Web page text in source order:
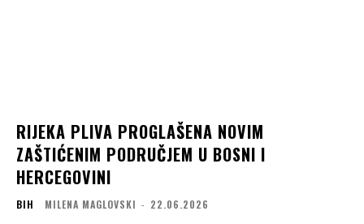
RIJEKA PLIVA PROGLAŠENA NOVIM
ZAŠTIĆENIM PODRUČJEM U BOSNI I
HERCEGOVINI
BIH MILENA MAGLOVSKI - 22.06.2026